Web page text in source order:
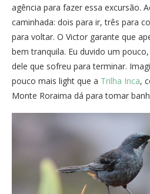
agência para fazer essa excursão.
caminhada: dois para ir, três para
para voltar. O Victor garante que
bem tranquila. Eu duvido um
dele que sofreu para terminar.
pouco mais light que a Trilha Inca,
Monte Roraima dá para tomar